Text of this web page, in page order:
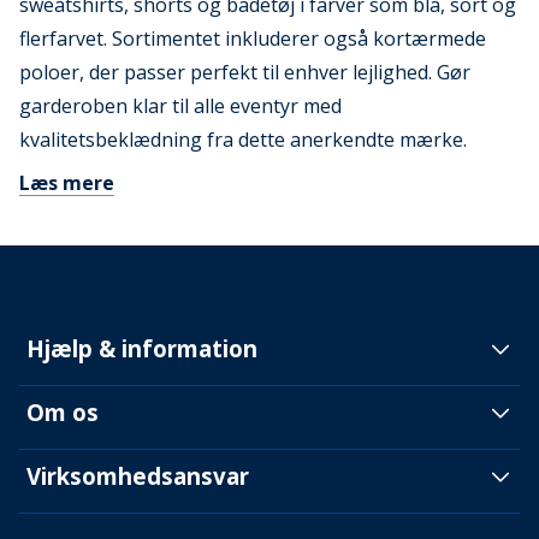
flerfarvet. Sortimentet inkluderer også kortærmede
poloer, der passer perfekt til enhver lejlighed. Gør
garderoben klar til alle eventyr med
kvalitetsbeklædning fra dette anerkendte mærke.
Læs mere
Hjælp & information
Om os
Virksomhedsansvar